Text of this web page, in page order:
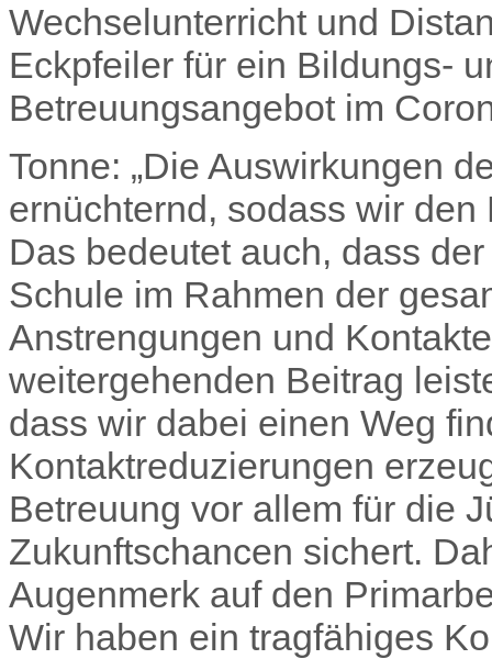
Wechselunterricht und
Eckpfeiler für ein Bildungs-
Betreuungsangebot im
Tonne: „Die Auswirkungen
ernüchternd, sodass wir
Das bedeutet auch, dass
Schule im Rahmen der
Anstrengungen und
weitergehenden Beitrag
dass wir dabei einen Weg
Kontaktreduzierungen
Betreuung vor allem für die
Zukunftschancen sichert.
Augenmerk auf den
Wir haben ein tragfähiges